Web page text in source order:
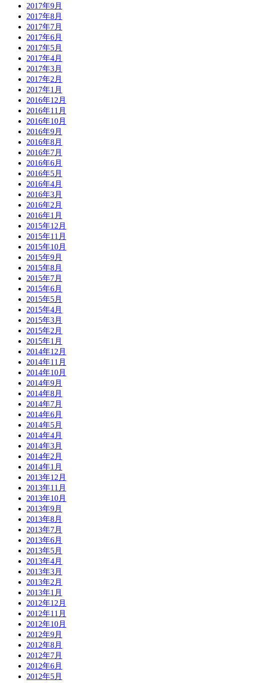
2017年9月
2017年8月
2017年7月
2017年6月
2017年5月
2017年4月
2017年3月
2017年2月
2017年1月
2016年12月
2016年11月
2016年10月
2016年9月
2016年8月
2016年7月
2016年6月
2016年5月
2016年4月
2016年3月
2016年2月
2016年1月
2015年12月
2015年11月
2015年10月
2015年9月
2015年8月
2015年7月
2015年6月
2015年5月
2015年4月
2015年3月
2015年2月
2015年1月
2014年12月
2014年11月
2014年10月
2014年9月
2014年8月
2014年7月
2014年6月
2014年5月
2014年4月
2014年3月
2014年2月
2014年1月
2013年12月
2013年11月
2013年10月
2013年9月
2013年8月
2013年7月
2013年6月
2013年5月
2013年4月
2013年3月
2013年2月
2013年1月
2012年12月
2012年11月
2012年10月
2012年9月
2012年8月
2012年7月
2012年6月
2012年5月